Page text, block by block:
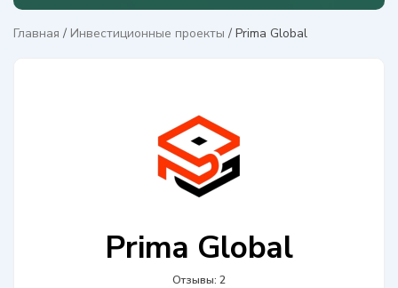
Главная / Инвестиционные проекты / Prima Global
Prima Global
Отзывы: 2